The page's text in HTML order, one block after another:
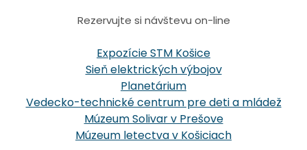
Rezervujte si návštevu on-line
Expozície STM Košice
Sieň elektrických výbojov
Planetárium
Vedecko-technické centrum pre deti a mládež
Múzeum Solivar v Prešove
Múzeum letectva v Košiciach